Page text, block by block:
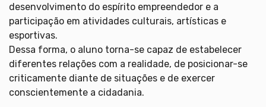
desenvolvimento do espírito empreendedor e a
participação em atividades culturais, artísticas e
esportivas.
Dessa forma, o aluno torna-se capaz de estabelecer
diferentes relações com a realidade, de posicionar-se
criticamente diante de situações e de exercer
conscientemente a cidadania.